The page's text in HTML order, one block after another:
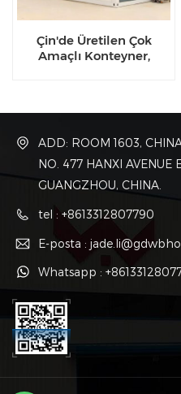
Çin'de Üretilen Çok
Amaçlı Konteyner,
ADD: ROOM 1603,
NO. 477 HANXI AVENUE
GUANGZHOU, CHINA.
tel : +8613312807790
E-posta :
Whatsapp :